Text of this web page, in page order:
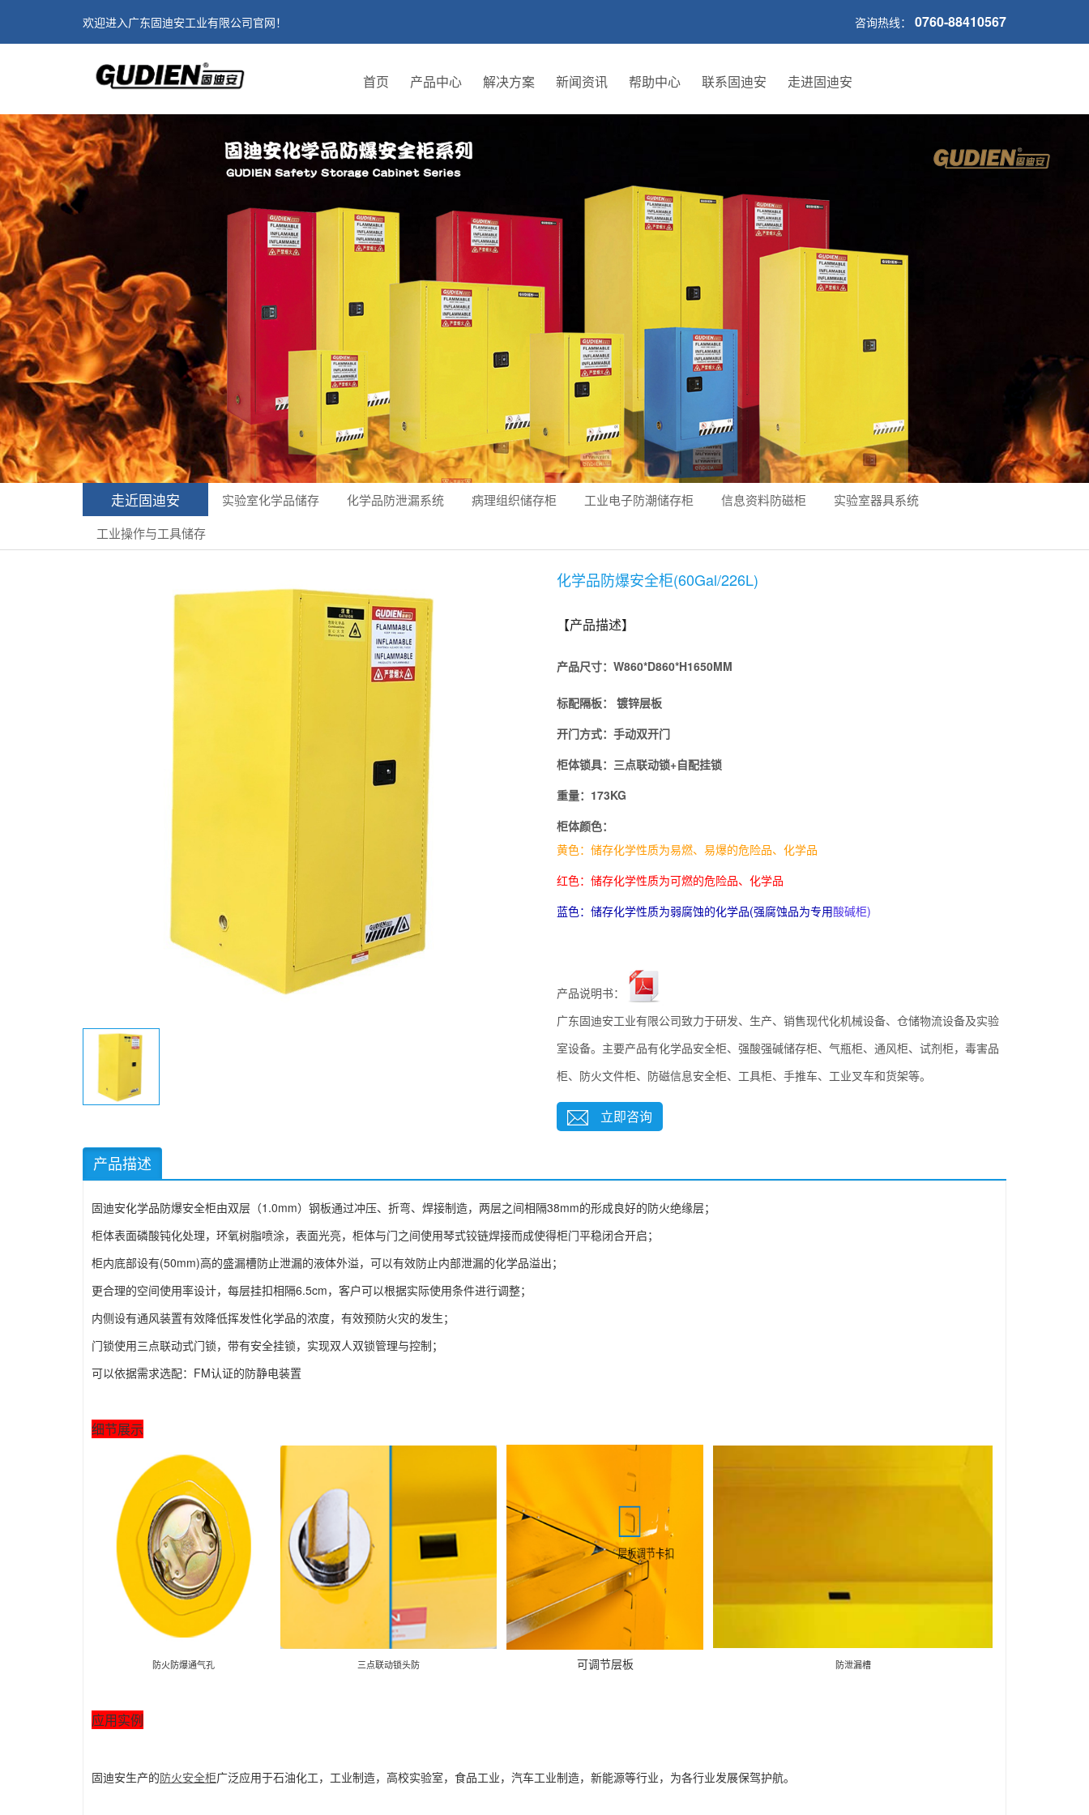
欢迎进入广东固迪安工业有限公司官网！ 咨询热线： 0760-88410567
首页 产品中心 解决方案 新闻资讯 帮助中心 联系固迪安 走进固迪安
走近固迪安 实验室化学品储存 化学品防泄漏系统 病理组织储存柜 工业电子防潮储存柜 信息资料防磁柜
实验室器具系统
工业操作与工具储存
化学品防爆安全柜(60Gal/226L)
【产品描述】
产品尺寸： W860*D860*H1650MM
标配隔板：
镀锌层板
开门方式： 手动双开门
柜体锁具： 三点联动锁+自配挂锁
重量：173KG
柜体颜色：
黄色：储存化学性质为易燃、易爆的危险品、化学品
红色：储存化学性质为可燃的危险品、化学品
蓝色：储存化学性质为弱腐蚀的化学品(强腐蚀品为专用酸碱柜)
产品说明书：
广东固迪安工业有限公司致力于研发、生产、销售现代化机械设备、仓储物流设备及实验
室设备。主要产品有化学品安全柜、强酸强碱储存柜、气瓶柜、通风柜、试剂柜，毒害品
柜、防火文件柜、防磁信息安全柜、工具柜、手推车、工业叉车和货架等。
立即咨询
产品描述
固迪安化学品防爆安全柜由双层（1.0mm）钢板通过冲压、折弯、焊接制造，两层之间相隔38mm的形成良好的防火绝缘层；
柜体表面磷酸钝化处理，环氧树脂喷涂，表面光亮，柜体与门之间使用琴式铰链焊接而成使得柜门平稳闭合开启；
柜内底部设有(50mm)高的盛漏槽防止泄漏的液体外溢，可以有效防止内部泄漏的化学品溢出；
更合理的空间使用率设计，每层挂扣相隔6.5cm，客户可以根据实际使用条件进行调整；
内侧设有通风装置有效降低挥发性化学品的浓度，有效预防火灾的发生；
门锁使用三点联动式门锁，带有安全挂锁，实现双人双锁管理与控制；
可以依据需求选配：FM认证的防静电装置
细节展示
防火防爆通气孔 三点联动锁头防 可调节层板 防泄漏槽
应用实例
固迪安生产的防火安全柜广泛应用于石油化工，工业制造，高校实验室，食品工业，汽车工业制造，新能源等行业，为各行业发展保驾护航。